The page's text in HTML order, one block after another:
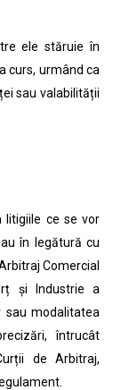
ele stăruie în
curs, urmând ca
sau valabilității
litigiile ce se vor
în legătură cu
Comercial
și Industrie a
sau modalitatea
întrucât
de Arbitraj,